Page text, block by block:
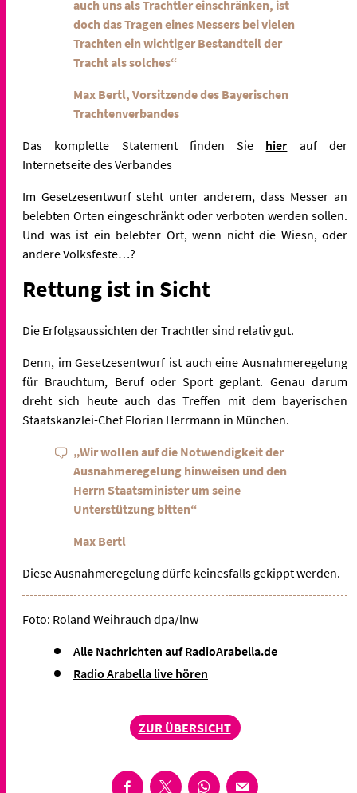
auch uns als Trachtler einschränken, ist
doch das Tragen eines Messers bei vielen
Trachten ein wichtiger Bestandteil der
Tracht als solches“
Max Bertl, Vorsitzende des Bayerischen
Trachtenverbandes
Das komplette Statement finden Sie hier auf der
Internetseite des Verbandes
Im Gesetzesentwurf steht unter anderem, dass Messer an
belebten Orten eingeschränkt oder verboten werden sollen.
Und was ist ein belebter Ort, wenn nicht die Wiesn, oder
andere Volksfeste…?
Rettung ist in Sicht
Die Erfolgsaussichten der Trachtler sind relativ gut.
Denn, im Gesetzesentwurf ist auch eine Ausnahmeregelung
für Brauchtum, Beruf oder Sport geplant. Genau darum
dreht sich heute auch das Treffen mit dem bayerischen
Staatskanzlei-Chef Florian Herrmann in München.
„Wir wollen auf die Notwendigkeit der
Ausnahmeregelung hinweisen und den
Herrn Staatsminister um seine
Unterstützung bitten“
Max Bertl
Diese Ausnahmeregelung dürfe keinesfalls gekippt werden.
Foto: Roland Weihrauch dpa/lnw
Alle Nachrichten auf RadioArabella.de
Radio Arabella live hören
ZUR ÜBERSICHT